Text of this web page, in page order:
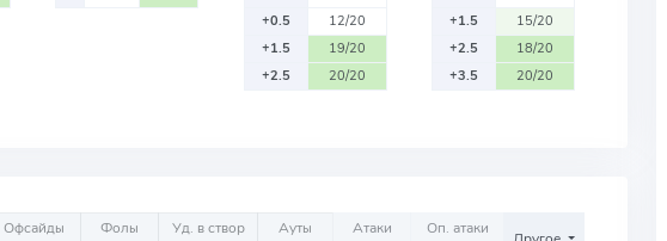
+0.5
12/20
+1.5
19/20
+2.5
20/20
+1.5
15/20
+2.5
18/20
+3.5
20/20
Офсайды Фолы Уд. в створ Ауты Атаки Оп. атаки